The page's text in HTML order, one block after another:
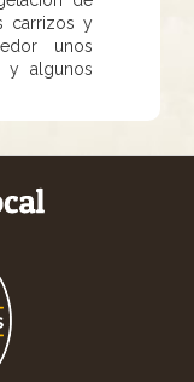
carrizos y
unos
y algunos